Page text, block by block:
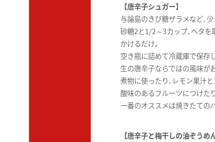
【唐辛子シュガー】
与論島のきび糖ザラメなど､
砂糖2と1/2～3カップ､ヘタを
かけるだけ｡
空き瓶に詰めて冷蔵庫で保存
生の唐辛子ならではの風味が
煮物に使ったり､レモン果汁
酸味のあるフルーツにつけた
一番のオススメは焼きたての
【唐辛子と梅干しの油ぞうめん